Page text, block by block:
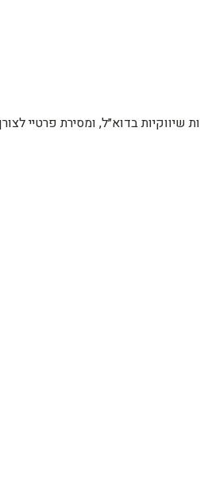
שיווקיות בדוא״ל, ומסירת פרטיי